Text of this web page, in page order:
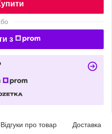
з
Відгуки про товар Доставка